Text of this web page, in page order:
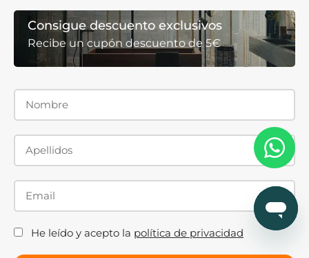
Consigue descuento exclusivos
Recibe un cupón descuento de 5€
He leído y acepto la política de privacidad